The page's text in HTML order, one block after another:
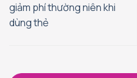
giảm phí thường niên khi
dùng thẻ